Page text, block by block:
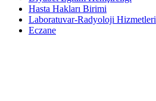
Hasta Hakları Birimi
Laboratuvar-Radyoloji Hizmetleri
Eczane